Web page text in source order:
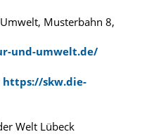
Musterbahn 8,
und-umwelt.de/
https://skw.die-
Welt Lübeck